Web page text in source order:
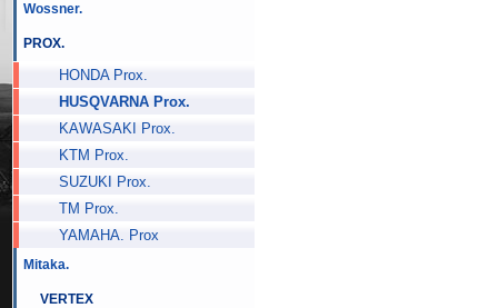
Wossner.
PROX.
HONDA Prox.
HUSQVARNA Prox.
KAWASAKI Prox.
KTM Prox.
SUZUKI Prox.
TM Prox.
YAMAHA. Prox
Mitaka.
VERTEX